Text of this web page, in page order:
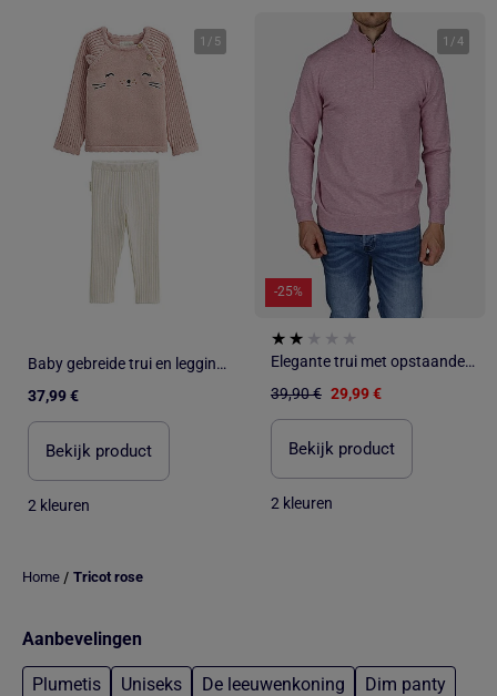
1 / 5
Baby gebreide trui en legging set met zwanenprint
37,99 €
Bekijk product
2 kleuren
1 /4
-25%
Elegante trui met opstaande kraag en ritssluiting - Yves Enzo
39,90 € 29,99 €
Bekijk product
2 kleuren
Home / Tricot rose
Aanbevelingen
Plumetis Uniseks De leeuwenkoning
Dim panty